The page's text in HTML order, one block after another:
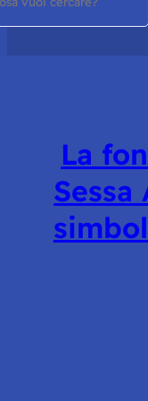
La